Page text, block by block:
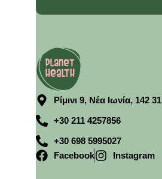
Ρίμινι 9, Νέα Ιωνία, 142 31
+30 211 4257856
+30 698 5995027
Facebook
Instagram